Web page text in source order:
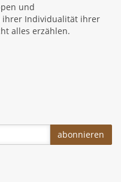
und
ihrer Individualität ihrer
alles erzählen.
abonnieren